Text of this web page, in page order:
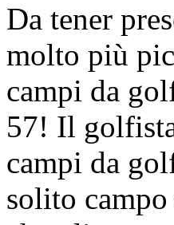
Da tener
molto più
campi da
57! Il
campi da
solito